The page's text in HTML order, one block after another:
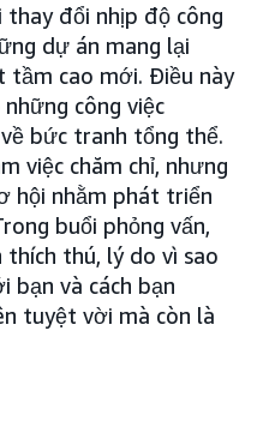
thay đổi nhịp độ công
dự án mang lại
tầm cao mới. Điều này
công việc
bức tranh tổng thể.
việc chăm chỉ, nhưng
hội nhằm phát triển
buổi phỏng vấn,
thích thú, lý do vì sao
bạn và cách bạn
tuyệt vời mà còn là